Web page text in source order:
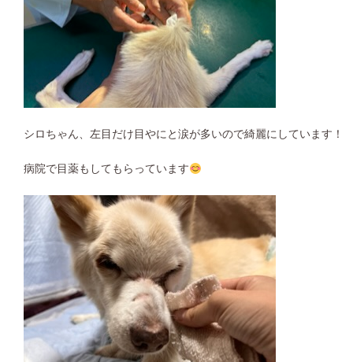
シロちゃん、左目だけ目やにと涙が多いので綺麗にしています！
病院で目薬もしてもらっています